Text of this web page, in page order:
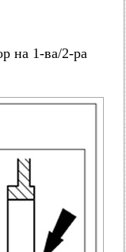
на 1-ва/2-ра